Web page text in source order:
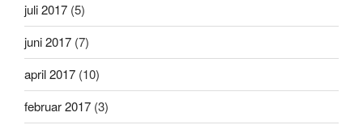
juli 2017 (5)
juni 2017 (7)
april 2017 (10)
februar 2017 (3)